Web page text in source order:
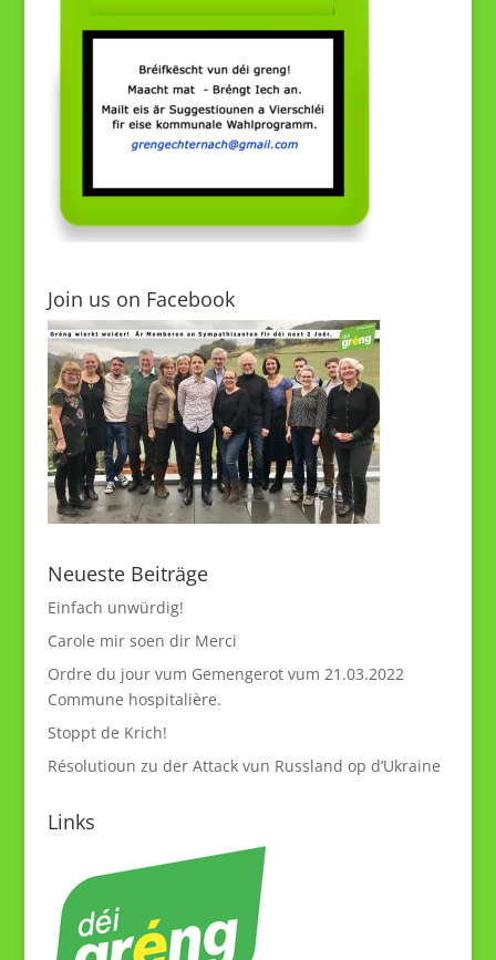
Join us on Facebook
Neueste Beiträge
Einfach unwürdig!
Carole mir soen dir Merci
Ordre du jour vum Gemengerot vum 21.03.2022
Commune hospitalière.
Stoppt de Krich!
Résolutioun zu der Attack vun Russland op d’Ukraine
Links